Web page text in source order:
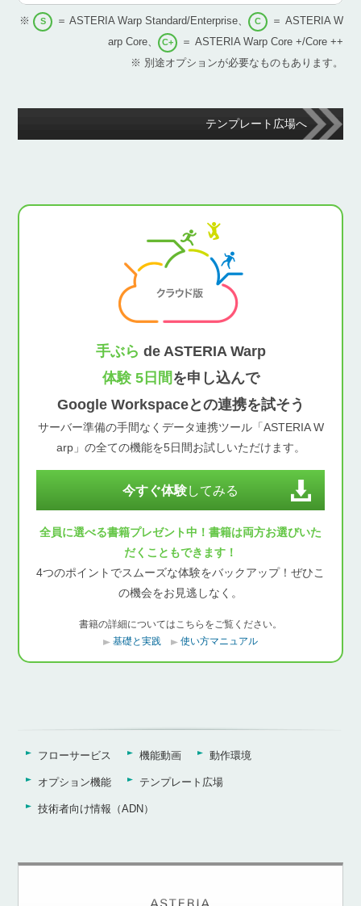
※ S ＝ ASTERIA Warp Standard/Enterprise、 C
＝ ASTERIA W
arp Core、
C+
＝ ASTERIA Warp Core +/Core ++
※ 別途オプションが必要なものもあります。
テンプレート広場へ
手ぶら de ASTERIA Warp
体験 5日間を申し込んで
Google Workspaceとの連携を試そう
サーバー準備の手間なくデータ連携ツール「ASTERIA W
arp」の全ての機能を5日間お試しいただけます。
今すぐ体験してみる
全員に選べる書籍プレゼント中！書籍は両方お選びいた
だくこともできます！
4つのポイントでスムーズな体験をバックアップ！ぜひこ
の機会をお見逃しなく。
書籍の詳細についてはこちらをご覧ください。
基礎と実践
使い方マニュアル
フローサービス 機能動画 動作環境
オプション機能 テンプレート広場
技術者向け情報（ADN）